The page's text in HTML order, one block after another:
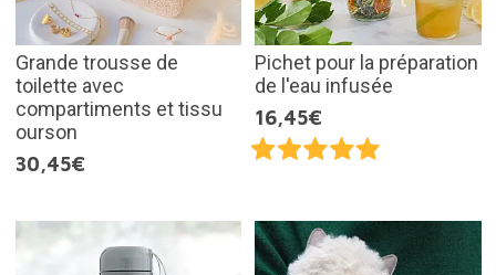
Grande trousse de
toilette avec
compartiments et tissu
ourson
30,45€
Pichet pour la préparation
de l'eau infusée
16,45€